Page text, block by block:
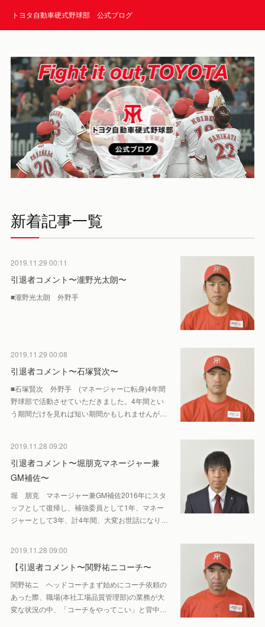
トヨタ自動車硬式野球部 公式ブログ
新着記事一覧
2019.11.29 00:11
引退者コメント〜瀧野光太朗〜
■瀧野光太朗 外野手
2019.11.29 00:08
引退者コメント〜石塚賢次〜
■石塚賢次 外野手 (マネージャーに転身)4年間
野球部で活動させていただきました。4年間とい
う期間だけを見れば短い期間かもしれませんが…
2019.11.28 09:20
引退者コメント〜堀朋克マネージャー兼
GM補佐〜
堀 朋克 マネージャー兼GM補佐2016年にスタ
ッフとして復帰し、補強委員として1年、マネー
ジャーとして3年、計4年間、大変お世話になり…
2019.11.28 09:00
【引退者コメント〜関野祐ニコーチ〜
関野祐ニ ヘッドコーチまず始めにコーチ依頼の
あった際、職場(本社工場品質管理部)の業務が大
変な状況の中、「コーチをやってこい」と背中…